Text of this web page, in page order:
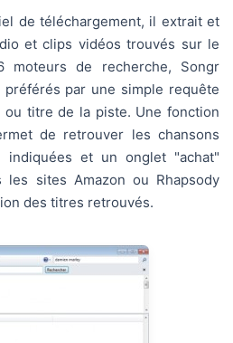
de téléchargement, il extrait et
et clips vidéos trouvés sur le
moteurs de recherche, Songr
par une simple requête
ou titre de la piste. Une fonction
de retrouver les chansons
indiquées et un onglet "achat"
sites Amazon ou Rhapsody
des titres retrouvés.